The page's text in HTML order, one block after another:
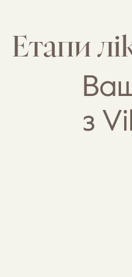
Етапи
з